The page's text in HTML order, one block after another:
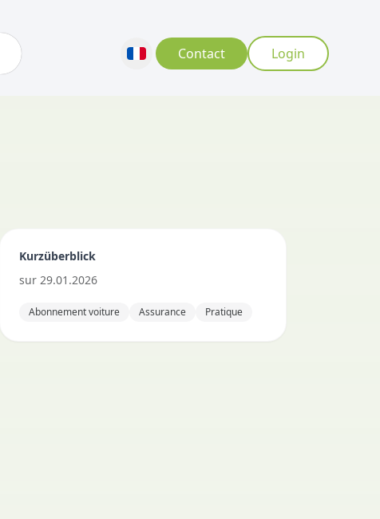
Contact Login
Kurzüberblick
sur 29.01.2026
Abonnement voiture Assurance Pratique